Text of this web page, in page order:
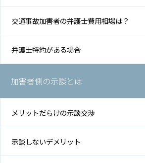
交通事故加害者の弁護士費用相場は？
弁護士特約がある場合
加害者側の示談とは
メリットだらけの示談交渉
示談しないデメリット